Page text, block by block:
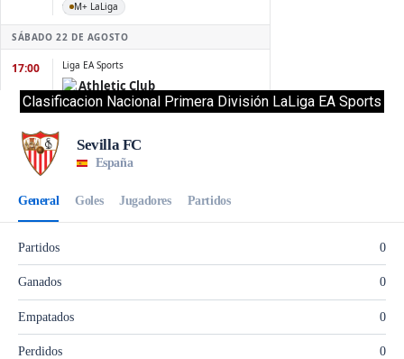
Clasificacion Nacional Primera División LaLiga EA Sports